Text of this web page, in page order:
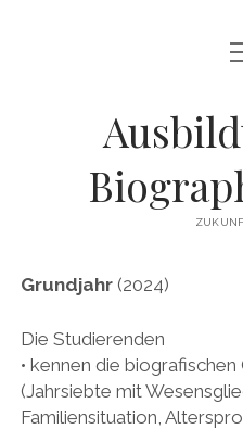
KURS-
Grundjahr(2024)
Die Studierenden
• kennen die
(Jahrsiebte mit
Familiensituation,